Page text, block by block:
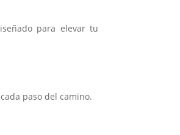
para elevar tu
paso del camino.